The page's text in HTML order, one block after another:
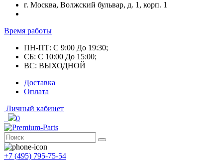
г. Москва, Волжский бульвар, д. 1, корп. 1
Время работы
ПН-ПТ: С 9:00 До 19:30;
СБ: С 10:00 До 15:00;
ВС: ВЫХОДНОЙ
Доставка
Оплата
Личный кабинет
0
+7 (495) 795-75-54